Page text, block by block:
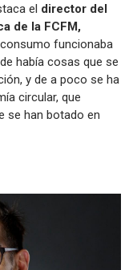
el director del
de la FCFM,
funcionaba
había cosas que se
y de a poco se ha
circular, que
se han botado en